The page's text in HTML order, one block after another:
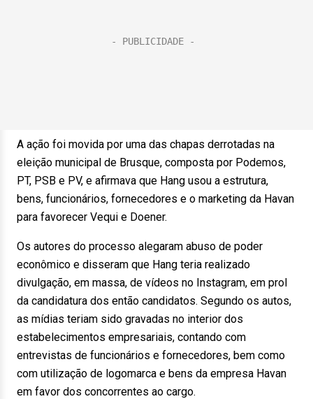
A ação foi movida por uma das chapas derrotadas na
eleição municipal de Brusque, composta por Podemos,
PT, PSB e PV, e afirmava que Hang usou a estrutura,
bens, funcionários, fornecedores e o marketing da Havan
para favorecer Vequi e Doener.
Os autores do processo alegaram abuso de poder
econômico e disseram que Hang teria realizado
divulgação, em massa, de vídeos no Instagram, em prol
da candidatura dos então candidatos. Segundo os autos,
as mídias teriam sido gravadas no interior dos
estabelecimentos empresariais, contando com
entrevistas de funcionários e fornecedores, bem como
com utilização de logomarca e bens da empresa Havan
em favor dos concorrentes ao cargo.